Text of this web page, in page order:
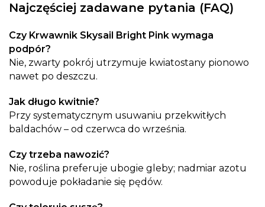
Najczęściej zadawane pytania (FAQ)
Czy Krwawnik Skysail Bright Pink wymaga
podpór?
Nie, zwarty pokrój utrzymuje kwiatostany pionowo
nawet po deszczu.
Jak długo kwitnie?
Przy systematycznym usuwaniu przekwitłych
baldachów – od czerwca do września.
Czy trzeba nawozić?
Nie, roślina preferuje ubogie gleby; nadmiar azotu
powoduje pokładanie się pędów.